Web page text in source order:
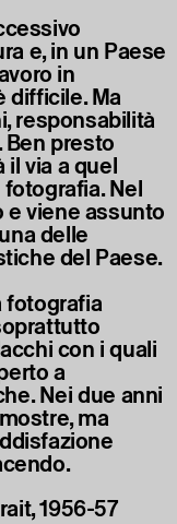
e, in un Paese
in
difficile. Ma
responsabilità
presto
il via a quel
Nel
viene assunto
delle
del Paese.
fotografia
con i quali
a
Nei due anni
ma